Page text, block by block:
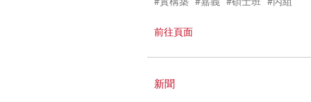
前往頁面
新聞